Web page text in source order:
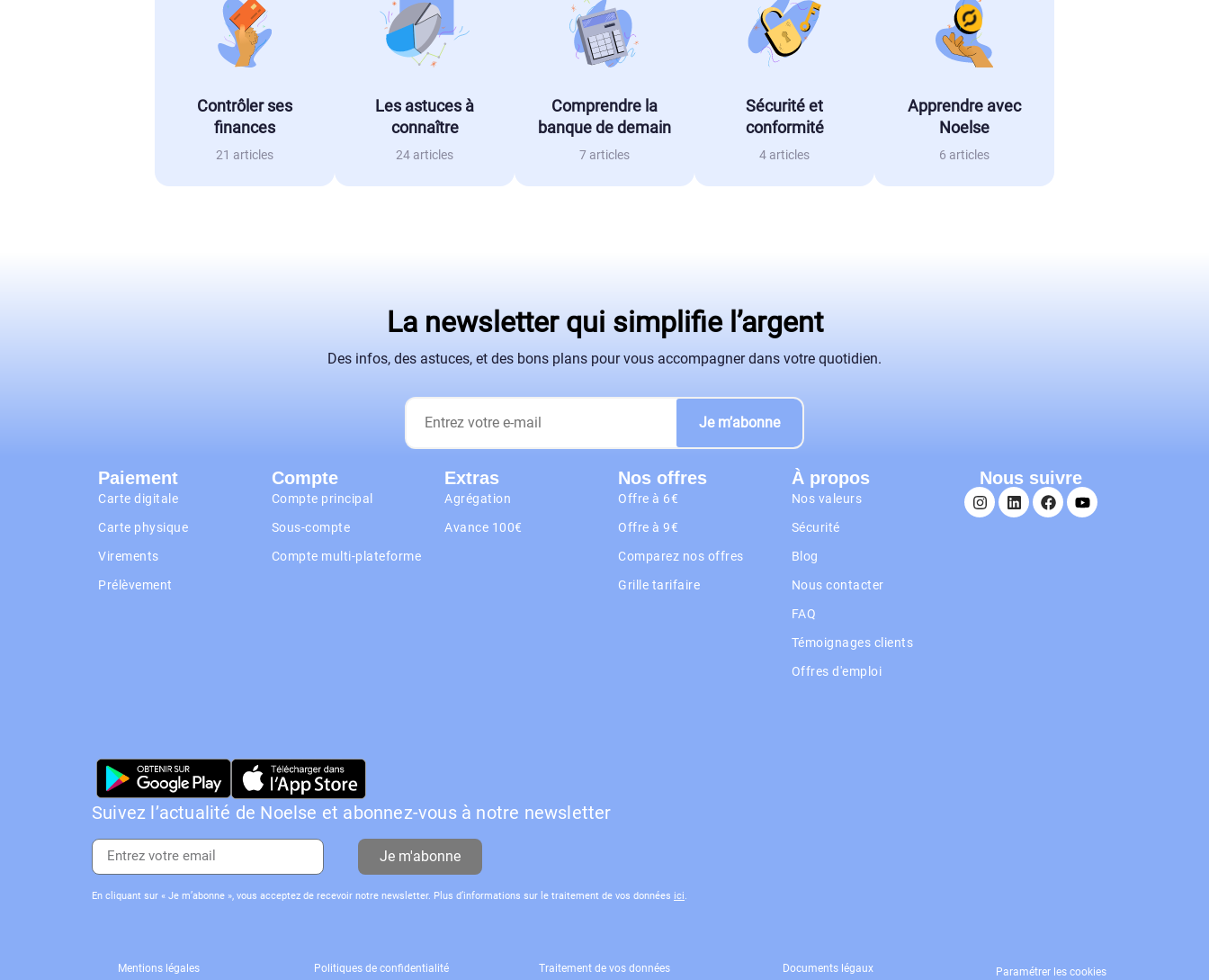
Contrôler ses
finances
21 articles
Les astuces à
connaître
24 articles
Comprendre la
banque de demain
7 articles
Sécurité et
conformité
4 articles
Apprendre avec
Noelse
6 articles
La newsletter qui simplifie l’argent
Des infos, des astuces, et des bons plans pour vous accompagner dans votre quotidien.
Je m’abonne
Paiement
Carte digitale
Carte physique
Virements
Prélèvement
Compte
Compte principal
Sous-compte
Compte multi-plateforme
Extras
Agrégation
Avance 100€
Nos offres
Offre à 6€
Offre à 9€
Comparez nos offres
Grille tarifaire
À propos
Nos valeurs
Sécurité
Blog
Nous contacter
FAQ
Témoignages clients
Offres d'emploi
Nous suivre
Suivez l’actualité de Noelse et abonnez-vous à notre newsletter
Je m'abonne
En cliquant sur « Je m’abonne », vous acceptez de recevoir notre newsletter. Plus d’informations sur le traitement de vos données ici.
Mentions légales Politiques de confidentialité Traitement de vos données Documents légaux Paramétrer les cookies